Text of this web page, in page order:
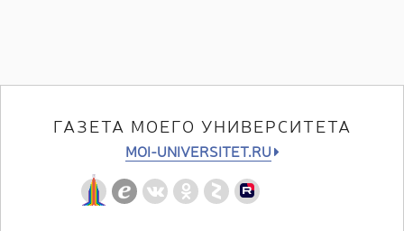
ГАЗЕТА МОЕГО УНИВЕРСИТЕТА
MOI-UNIVERSITET.RU